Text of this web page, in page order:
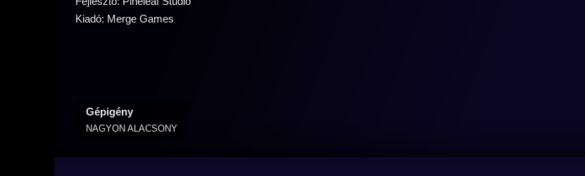
Kiadó: Merge Games
Gépigény
NAGYON ALACSONY